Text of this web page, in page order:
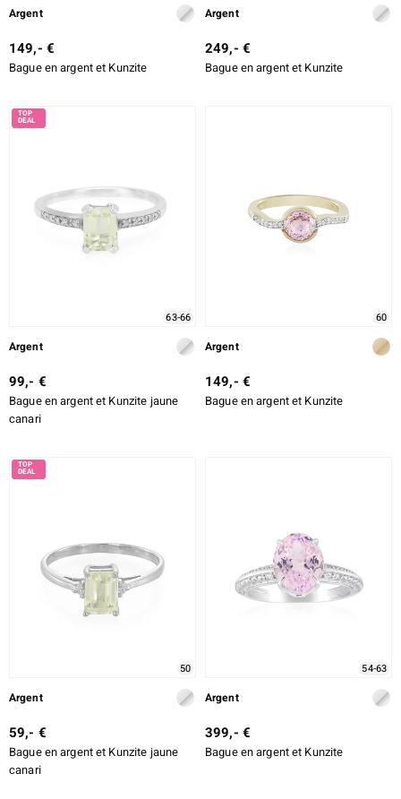
Argent
149,- €
Bague en argent et Kunzite
Argent
249,- €
Bague en argent et Kunzite
63-66
Argent
99,- €
Bague en argent et Kunzite jaune
canari
60
Argent
149,- €
Bague en argent et Kunzite
50
Argent
59,- €
Bague en argent et Kunzite jaune
canari
54-63
Argent
399,- €
Bague en argent et Kunzite